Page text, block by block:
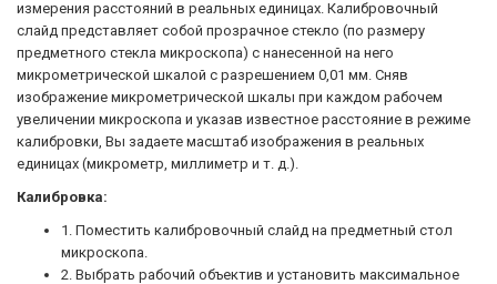
измерения расcтояний в реальных единицах. Калибровочный
слайд представляет собой прозрачное стекло (по размеру
предметного стекла микроскопа) с нанесенной на него
микрометрической шкалой с разрешением 0,01 мм. Сняв
изображение микрометрической шкалы при каждом рабочем
увеличении микроскопа и указав известное расстояние в режиме
калибровки, Вы задаете масштаб изображения в реальных
единицах (микрометр, миллиметр и т. д.).
Калибровка:
1. Поместить калибровочный слайд на предметный стол
микроскопа.
2. Выбрать рабочий объектив и установить максимальное